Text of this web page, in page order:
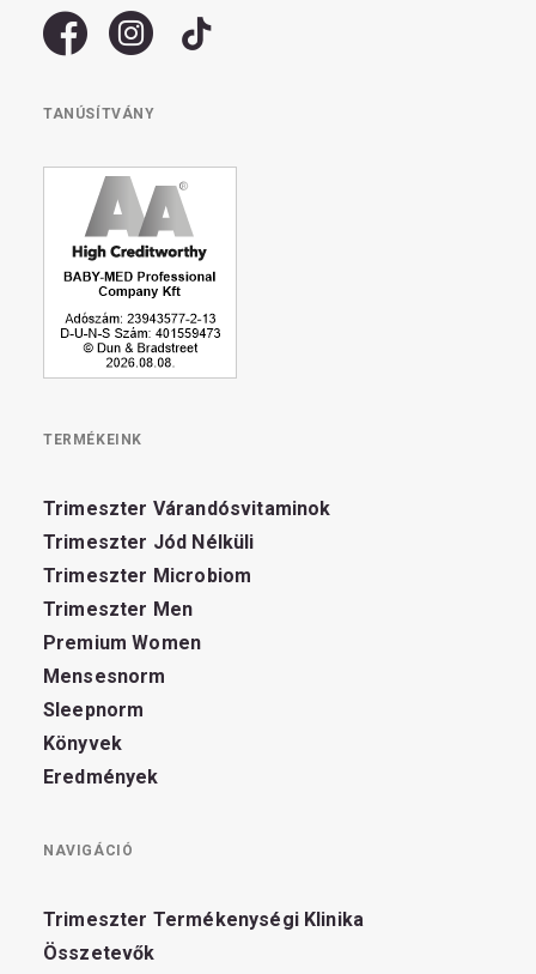
TANÚSÍTVÁNY
TERMÉKEINK
Trimeszter Várandósvitaminok
Trimeszter Jód Nélküli
Trimeszter Microbiom
Trimeszter Men
Premium Women
Mensesnorm
Sleepnorm
Könyvek
Eredmények
NAVIGÁCIÓ
Trimeszter Termékenységi Klinika
Összetevők